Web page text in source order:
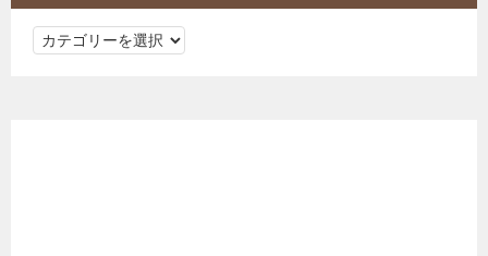
カ